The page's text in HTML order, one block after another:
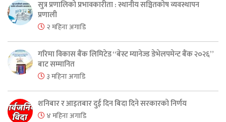
सुत्र प्रणालिको प्रभावकारीता : स्थानीय सञ्चितकोष व्यवस्थापन
प्रणाली
२ महिना अगाडि
गरिमा विकास बैंक लिमिटेड “बेस्ट म्यानेज्ड डेभेलपमेन्ट बैंक २०२६”
बाट सम्मानित
३ महिना अगाडि
शनिबार र आइतबार दुई दिन बिदा दिने सरकारको निर्णय
४ महिना अगाडि